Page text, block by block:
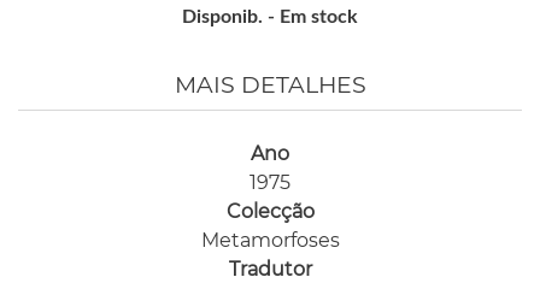
Disponib. - Em stock
MAIS DETALHES
Ano
1975
Colecção
Metamorfoses
Tradutor